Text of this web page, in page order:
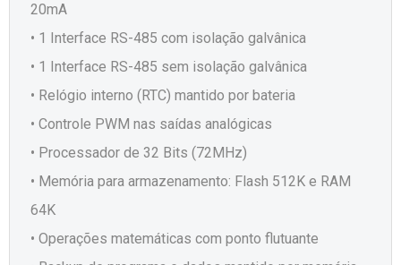
20mA
• 1 Interface RS-485 com isolação galvânica
• 1 Interface RS-485 sem isolação galvânica
• Relógio interno (RTC) mantido por bateria
• Controle PWM nas saídas analógicas
• Processador de 32 Bits (72MHz)
• Memória para armazenamento: Flash 512K e RAM
64K
• Operações matemáticas com ponto flutuante